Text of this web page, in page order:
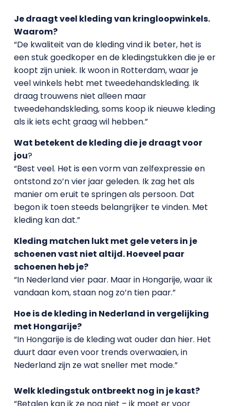
Je draagt veel kleding van kringloopwinkels.
Waarom?
“De kwaliteit van de kleding vind ik beter, het is
een stuk goedkoper en de kledingstukken die je er
koopt zijn uniek. Ik woon in Rotterdam, waar je
veel winkels hebt met tweedehandskleding. Ik
draag trouwens niet alleen maar
tweedehandskleding, soms koop ik nieuwe kleding
als ik iets echt graag wil hebben.”
Wat betekent de kleding die je draagt voor
jou?
“Best veel. Het is een vorm van zelfexpressie en
ontstond zo’n vier jaar geleden. Ik zag het als
manier om eruit te springen als persoon. Dat
begon ik toen steeds belangrijker te vinden. Met
kleding kan dat.”
Kleding matchen lukt met gele veters in je
schoenen vast niet altijd. Hoeveel paar
schoenen heb je?
“In Nederland vier paar. Maar in Hongarije, waar ik
vandaan kom, staan nog zo’n tien paar.”
Hoe is de kleding in Nederland in vergelijking
met Hongarije?
“In Hongarije is de kleding wat ouder dan hier. Het
duurt daar even voor trends overwaaien, in
Nederland zijn ze wat sneller met mode.”
Welk kledingstuk ontbreekt nog in je kast?